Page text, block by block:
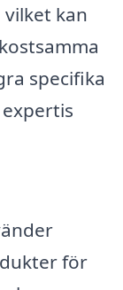
kan
specifika
för